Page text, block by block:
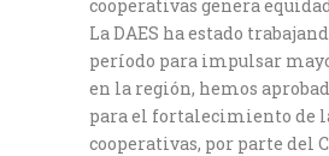
cooperativas genera
La DAES ha estado
período para impulsar
en la región, hemos
para el fortalecimiento de
cooperativas, por parte del